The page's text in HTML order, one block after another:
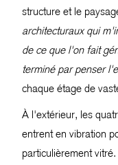
structure et le
architecturaux qui
de ce que l'on fait
terminé par penser
chaque étage de
À l'extérieur, les
entrent en vibration
particulièrement vitré.